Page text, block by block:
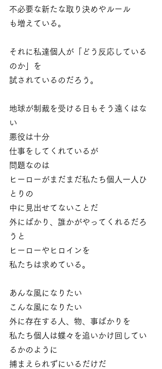
不必要な新たな取り決めやルール
も増えている。
それに私達個人が「どう反応している
のか」を
試されているのだろう。
地球が制裁を受ける日もそう遠くはな
い
悪役は十分
仕事をしてくれているが
問題なのは
ヒーローがまだまだ私たち個人一人ひ
とりの
中に見出せてないことだ
外にばかり、誰かがやってくれるだろ
うと
ヒーローやヒロインを
私たちは求めている。
あんな風になりたい
こんな風になりたい
外に存在する人、物、事ばかりを
私たち個人は蝶々を追いかけ回してい
るかのように
捕まえられずにいるだけだ